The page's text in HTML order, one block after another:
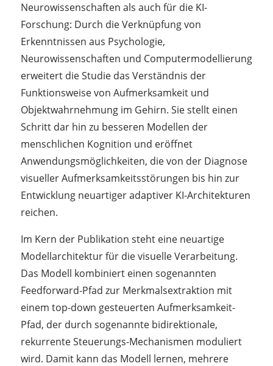
Neurowissenschaften als auch für die KI-
Forschung: Durch die Verknüpfung von
Erkenntnissen aus Psychologie,
Neurowissenschaften und Computermodellierung
erweitert die Studie das Verständnis der
Funktionsweise von Aufmerksamkeit und
Objektwahrnehmung im Gehirn. Sie stellt einen
Schritt dar hin zu besseren Modellen der
menschlichen Kognition und eröffnet
Anwendungsmöglichkeiten, die von der Diagnose
visueller Aufmerksamkeitsstörungen bis hin zur
Entwicklung neuartiger adaptiver KI-Architekturen
reichen.
Im Kern der Publikation steht eine neuartige
Modellarchitektur für die visuelle Verarbeitung.
Das Modell kombiniert einen sogenannten
Feedforward-Pfad zur Merkmalsextraktion mit
einem top-down gesteuerten Aufmerksamkeit-
Pfad, der durch sogenannte bidirektionale,
rekurrente Steuerungs-Mechanismen moduliert
wird. Damit kann das Modell lernen, mehrere